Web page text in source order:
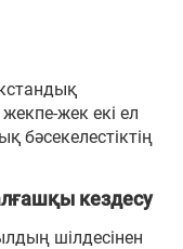
жек екі ел
кездесу
шілдесінен